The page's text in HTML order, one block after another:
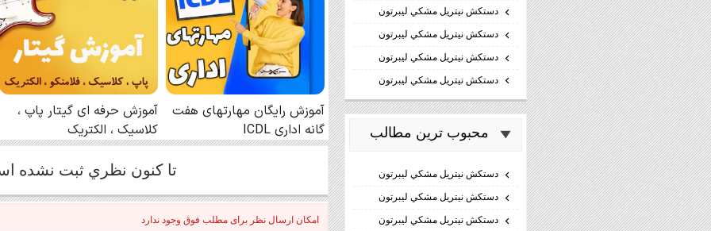
تا كنون نظري ثبت نشده
امکان ارسال نظر برای مطلب فوق وجود ندارد
دستكش نيتريل مشكي ليبرتون
دستكش نيتريل مشكي ليبرتون
دستكش نيتريل مشكي ليبرتون
دستكش نيتريل مشكي ليبرتون
محبوب ترين مطالب
دستكش نيتريل مشكي ليبرتون
دستكش نيتريل مشكي ليبرتون
دستكش نيتريل مشكي ليبرتون